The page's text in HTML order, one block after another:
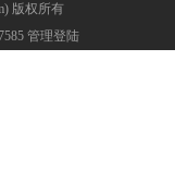
版权所有
管理登陆